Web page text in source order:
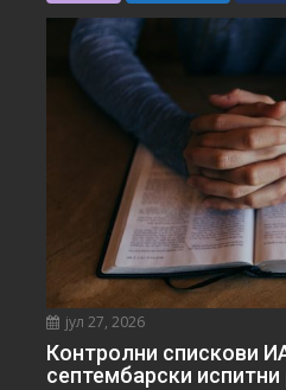
јул 27, 2026
Контролни спискови
септембарски